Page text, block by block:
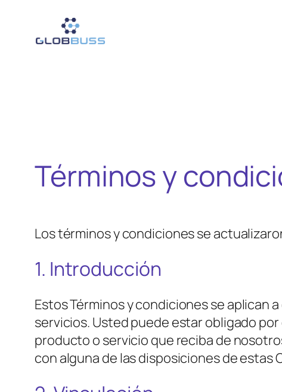
contenido
Términos y
Los términos y condiciones se
1. Introducción
Estos Términos y condiciones se aplican
servicios. Usted puede estar obligado
producto o servicio que reciba de
con alguna de las disposiciones de